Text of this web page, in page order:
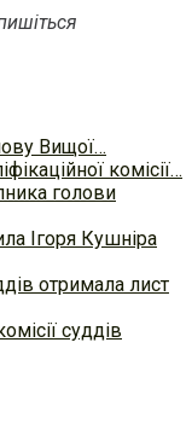
Вищої…
комісії…
голови
Ігоря Кушніра
отримала лист
суддів